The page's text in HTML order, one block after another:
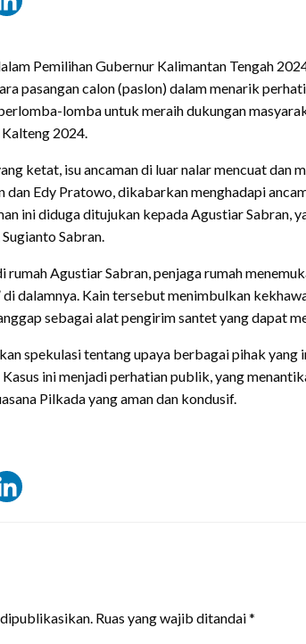
Pemilihan Gubernur Kalimantan Tengah
pasangan calon (paslon) dalam menarik
lomba untuk meraih dukungan
2024.
ketat, isu ancaman di luar nalar mencuat dan
dan Edy Pratowo, dikabarkan menghadapi
ini diduga ditujukan kepada Agustiar Sabran,
Sabran.
Agustiar Sabran, penjaga rumah
di dalamnya. Kain tersebut menimbulkan
sebagai alat pengirim santet yang dapat
spekulasi tentang upaya berbagai pihak
ini menjadi perhatian publik, yang
Pilkada yang aman dan kondusif.
Ruas yang wajib ditandai*